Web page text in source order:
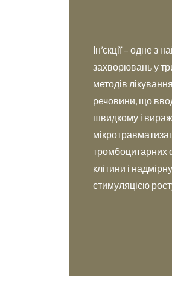
Ін’єкції – одне з
захворювань у
методів
речовини, що
швидкому і
тромбоцитарних
клітини і
стимуляцією